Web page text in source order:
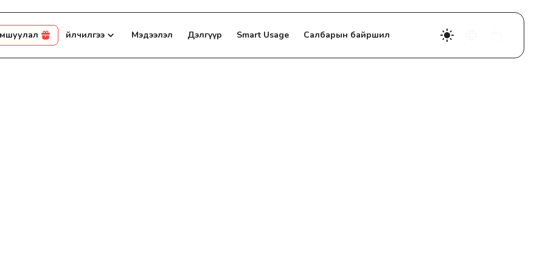
Үйлчилгээ Мэдээлэл Дэлгүүр Smart Usage Салбарын байршил